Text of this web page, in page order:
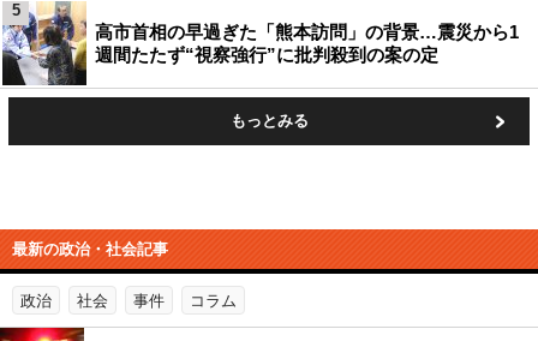
高市首相の早過ぎた「熊本訪問」の背景…震災から1
週間たたず“視察強行”に批判殺到の案の定
5
もっとみる
最新の政治・社会記事
政治 社会 事件 コラム